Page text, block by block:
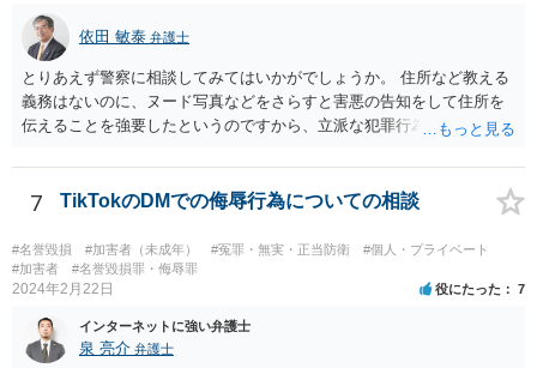
依田 敏泰 弁護士
とりあえず警察に相談してみてはいかがでしょうか。 住所など教える
義務はないのに、ヌード写真などをさらすと害悪の告知をして住所を
伝えることを強要したというのですから、立派な犯罪行為です。
7 TikTokのDMでの侮辱行為についての相談
#名誉毀損 #加害者（未成年） #冤罪・無実・正当防衛
#個人・プライベート
#加害者
#名誉毀損罪・侮辱罪
2024年2月22日 役にたった 7
インターネットに強い弁護士
泉 亮介 弁護士